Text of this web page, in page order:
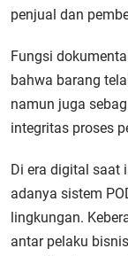
penjual dan
Fungsi
bahwa barang
namun juga
integritas proses
Di era digital saat
adanya sistem
lingkungan.
antar pelaku